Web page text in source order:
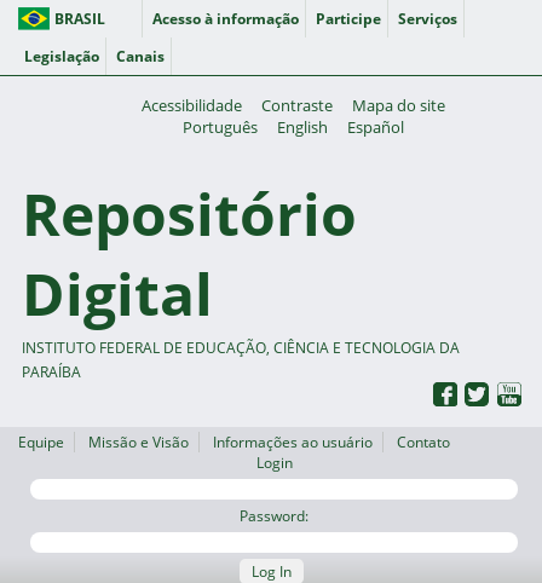
BRASIL Acesso à informação Participe
Serviços
Legislação
Canais
Acessibilidade Contraste
Mapa do site
Português
English Español
Repositório
Digital
INSTITUTO FEDERAL DE EDUCAÇÃO, CIÊNCIA E TECNOLOGIA DA
PARAÍBA
Equipe Missão e Visão Informações ao usuário
Contato
Login
Password:
Log In